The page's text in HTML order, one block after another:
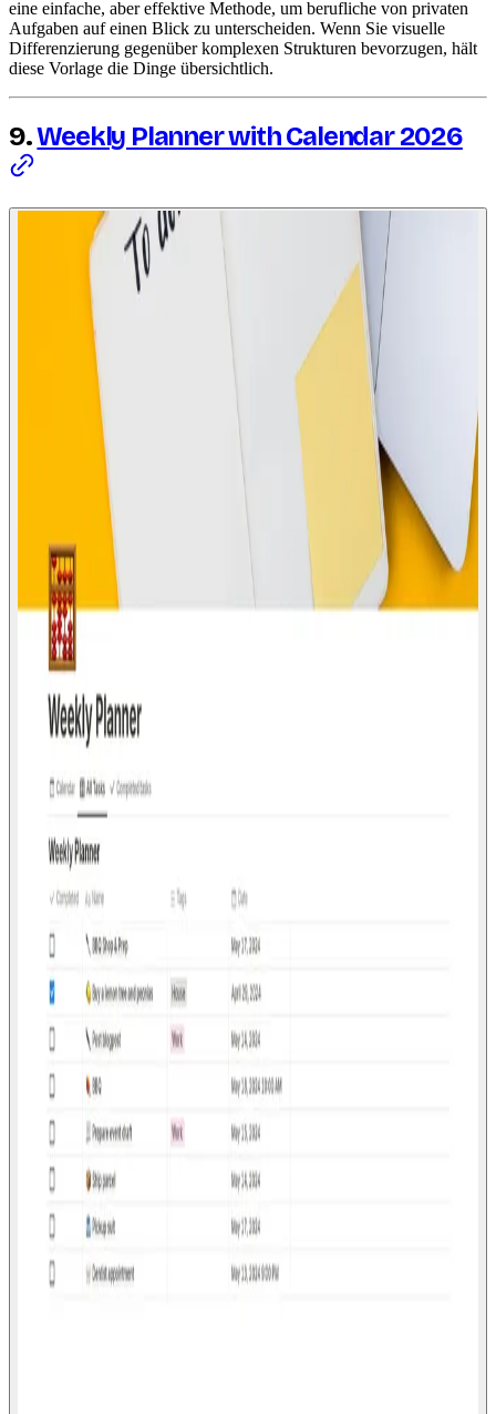
eine einfache, aber effektive Methode, um berufliche von privaten
Aufgaben auf einen Blick zu unterscheiden. Wenn Sie visuelle
Differenzierung gegenüber komplexen Strukturen bevorzugen, hält
diese Vorlage die Dinge übersichtlich.
9.Weekly Planner with Calendar 2026